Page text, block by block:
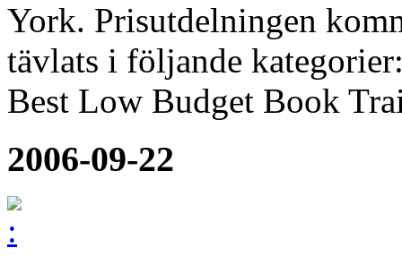
York. Prisutdelningen
tävlats i följande
Best Low Budget Book
2006-09-22